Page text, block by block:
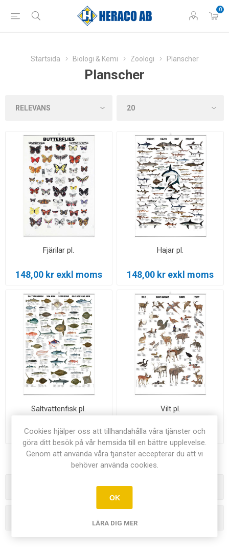
0
Startsida Biologi & Kemi Zoologi Planscher
Planscher
Fjärilar pl.
148,00 kr exkl moms
Hajar pl.
148,00 kr exkl moms
Saltvattenfisk pl.
148,00 kr exkl moms
Vilt pl.
148,00 kr exkl moms
Cookies hjälper oss att tillhandahålla våra tjänster och
göra ditt besök på vår hemsida till en bättre upplevelse.
Genom att använda våra tjänster accepterar du att vi
behöver använda cookies.
OK
LÄRA DIG MER